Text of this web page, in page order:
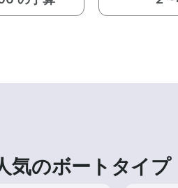
気のボートタイプ